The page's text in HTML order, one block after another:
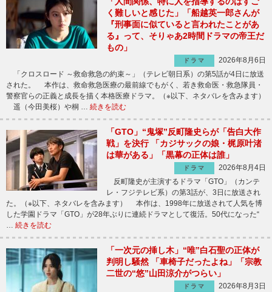
く難しいと感じた」「船越英一郎さんが
『刑事面に似ていると言われたことがあ
る』って、そりゃあ2時間ドラマの帝王だ
もの」
ドラマ
2026年8月6日
「クロスロード ～救命救急の約束～」（テレビ朝日系）の第5話が4日に放送
された。 本作は、救命救急医療の最前線でもがく、若き救命医・救急隊員・
警察官らの正義と成長を描く本格医療ドラマ。（※以下、ネタバレを含みます）
遥（今田美桜）や桐 … 続きを読む
「GTO」“鬼塚”反町隆史らが「告白大作
戦」を決行 「カジサックの娘・梶原叶渚
は華がある」「黒幕の正体は誰」
ドラマ
2026年8月4日
反町隆史が主演するドラマ「GTO」（カンテ
レ・フジテレビ系）の第3話が、3日に放送され
た。（※以下、ネタバレを含みます） 本作は、1998年に放送されて人気を博
した学園ドラマ「GTO」が28年ぶりに連続ドラマとして復活。50代になった“
… 続きを読む
「一次元の挿し木」“唯”白石聖の正体が
判明し騒然 「車椅子だったよね」「宗教
二世の“悠”山田涼介がつらい」
ドラマ
2026年8月3日